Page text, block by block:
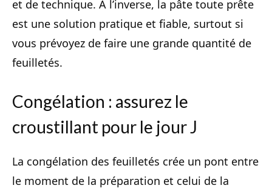
et de technique. À l’inverse, la pâte toute prête
est une solution pratique et fiable, surtout si
vous prévoyez de faire une grande quantité de
feuilletés.
Congélation : assurez le
croustillant pour le jour J
La congélation des feuilletés crée un pont entre
le moment de la préparation et celui de la